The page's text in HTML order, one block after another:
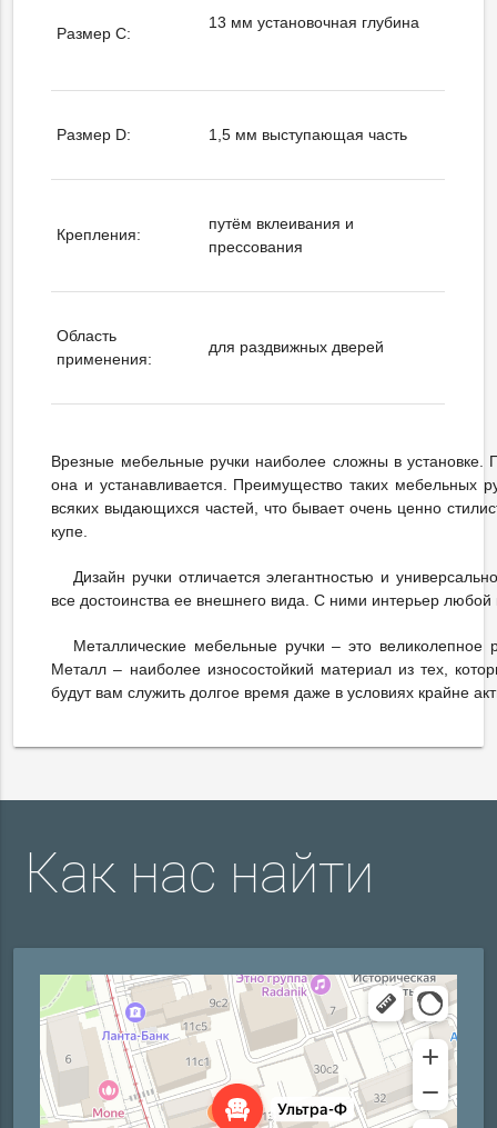
Размер C:
13 мм установочная глубина
Размер D: 1,5 мм выступающая часть
Крепления:
путём вклеивания и
прессования
Область
применения:
для раздвижных дверей
Врезные мебельные ручки наиболее сложны в установке.
она и устанавливается. Преимущество таких мебельных
всяких выдающихся частей, что бывает очень ценно
купе.
Дизайн ручки отличается элегантностью и
все достоинства ее внешнего вида. С ними интерьер
Металлические мебельные ручки – это великолепное
Металл – наиболее износостойкий материал из тех,
будут вам служить долгое время даже в условиях крайне
Как нас найти